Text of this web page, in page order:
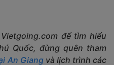
để tìm hiểu
Quốc, đừng quên tham
An Giangvà lịch trình các